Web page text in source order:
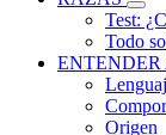
Test:
Todo
ENTENDER
Origen